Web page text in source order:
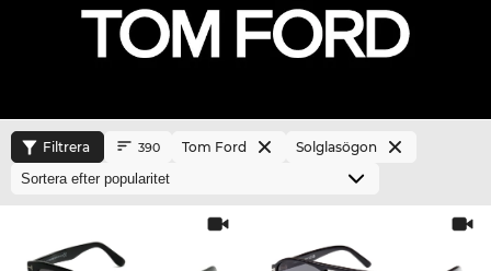
Filtrera 390 Tom Ford Solglasögon